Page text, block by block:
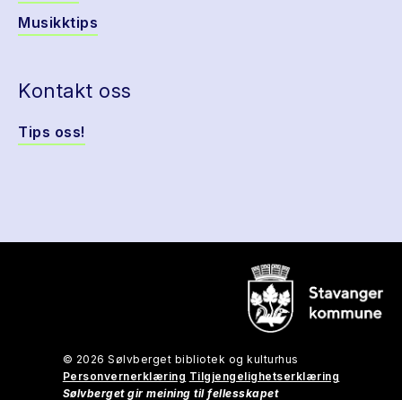
Musikktips
Kontakt oss
Tips oss!
© 2026 Sølvberget bibliotek og kulturhus
Personvernerklæring Tilgjengelighetserklæring
Sølvberget gir meining til fellesskapet